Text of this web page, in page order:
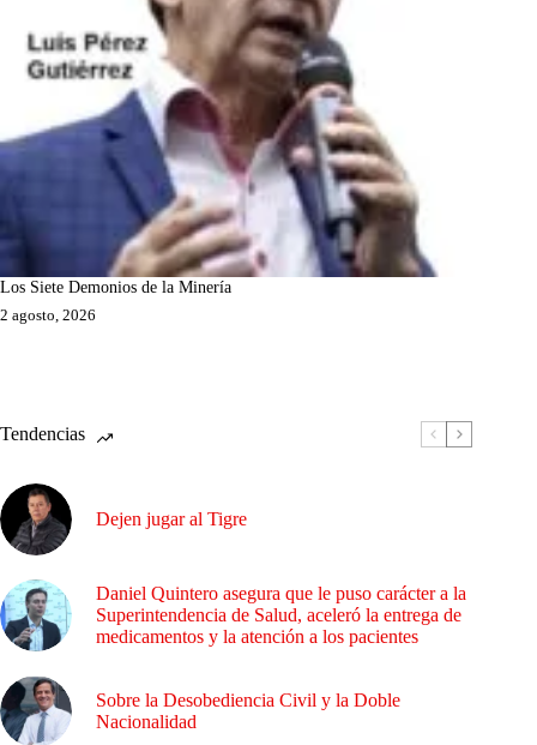
Los Siete Demonios de la Minería
2 agosto, 2026
Tendencias
Dejen jugar al Tigre
Daniel Quintero asegura que le puso carácter a la
Superintendencia de Salud, aceleró la entrega de
medicamentos y la atención a los pacientes
Sobre la Desobediencia Civil y la Doble
Nacionalidad